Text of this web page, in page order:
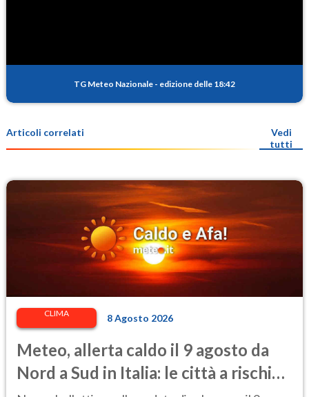
TG Meteo Nazionale - edizione delle 18:42
Articoli correlati
Vedi
tutti
CLIMA 8 Agosto 2026
Meteo, allerta caldo il 9 agosto da
Nord a Sud in Italia: le città a rischio